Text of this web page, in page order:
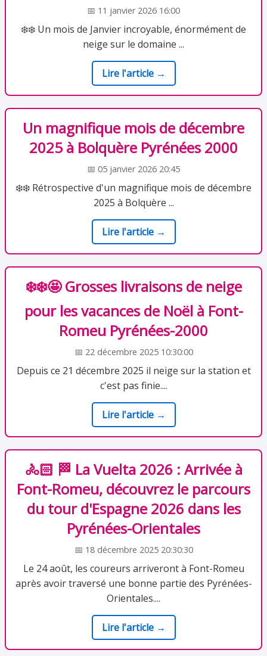
📅 11 janvier 2026 16:00
❄️❄️ Un mois de Janvier incroyable, énormément de
neige sur le domaine ...
Lire l'article →
Un magnifique mois de décembre
2025 à Bolquère Pyrénées 2000
📅 05 janvier 2026 20:45
❄️❄️ Rétrospective d'un magnifique mois de décembre
2025 à Bolquère ...
Lire l'article →
❄️❄️🤩 Grosses livraisons de neige
pour les vacances de Noël à Font-
Romeu Pyrénées-2000
📅 22 décembre 2025 10:30:00
Depuis ce 21 décembre 2025 il neige sur la station et
c'est pas finie....
Lire l'article →
🚴🏻 🏁 ️La Vuelta 2026 : Arrivée à
Font-Romeu, découvrez le parcours
du tour d'Espagne 2026 dans les
Pyrénées-Orientales
📅 18 décembre 2025 20:30:30
Le 24 août, les coureurs arriveront à Font-Romeu
après avoir traversé une bonne partie des Pyrénées-
Orientales....
Lire l'article →